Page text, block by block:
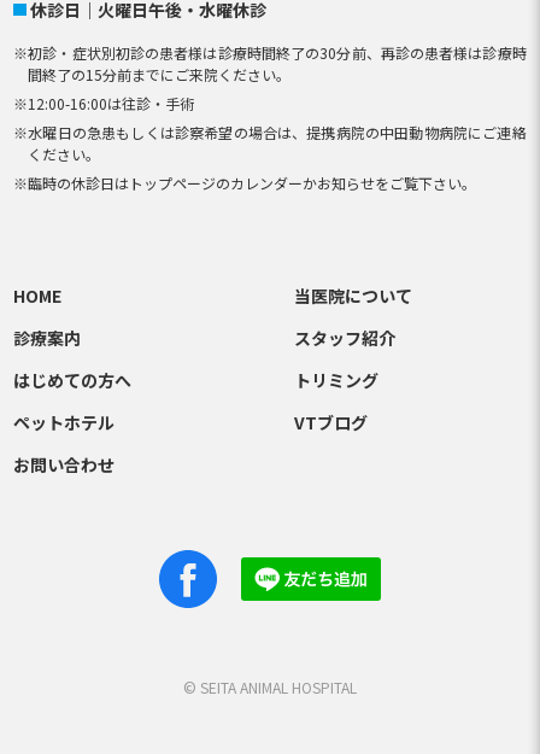
休診日
火曜日午後・水曜休診
初診・症状別初診の患者様は診療時間終了の30分前、再診の患者様は診療時
間終了の15分前までにご来院ください。
12:00-16:00は往診・手術
水曜日の急患もしくは診察希望の場合は、提携病院の中田動物病院にご連絡
ください。
臨時の休診日はトップページのカレンダーかお知らせをご覧下さい。
HOME
当医院について
診療案内
スタッフ紹介
はじめての方へ
トリミング
ペットホテル
VTブログ
お問い合わせ
Facebook
© SEITA ANIMAL HOSPITAL